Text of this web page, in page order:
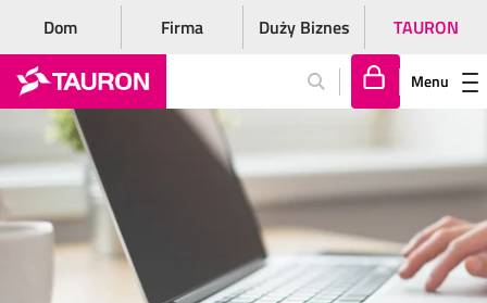
Dom Firma Duży Biznes TAURON
lo
gu
j
Menu